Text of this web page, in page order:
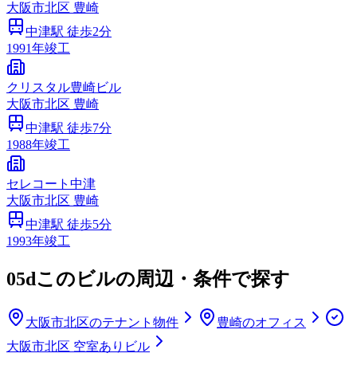
大阪市北区 豊崎
中津駅 徒歩2分
1991年竣工
クリスタル豊崎ビル
大阪市北区 豊崎
中津駅 徒歩7分
1988年竣工
セレコート中津
大阪市北区 豊崎
中津駅 徒歩5分
1993年竣工
05dこのビルの周辺・条件で探す
大阪市北区のテナント物件
豊崎のオフィス
大阪市北区 空室ありビル